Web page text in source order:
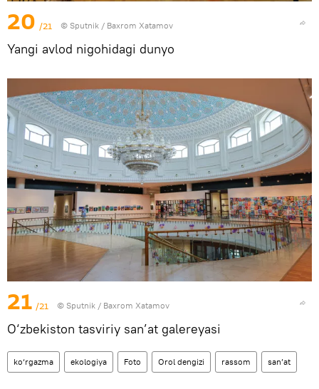
20 /21 © Sputnik / Baxrom Xatamov
Yangi avlod nigohidagi dunyo
21 /21 © Sputnik / Baxrom Xatamov
O‘zbekiston tasviriy san’at galereyasi
ko‘rgazma ekologiya Foto Orol dengizi rassom san’at